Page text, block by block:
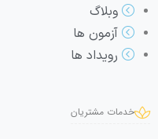
وبلاگ
آزمون ها
رویداد ها
خدمات مشتریان